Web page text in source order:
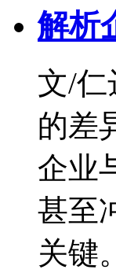
解析
文/仁
的差
企业
甚至
关键